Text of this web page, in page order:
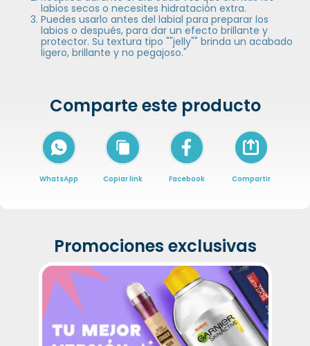
labios secos o necesites hidratación extra.
Puedes usarlo antes del labial para preparar los
labios o después, para dar un efecto brillante y
protector. Su textura tipo ""jelly"" brinda un acabado
ligero, brillante y no pegajoso."
Comparte este producto
WhatsApp Copiar link Facebook
Icon of arrow-
Compartir
Promociones exclusivas